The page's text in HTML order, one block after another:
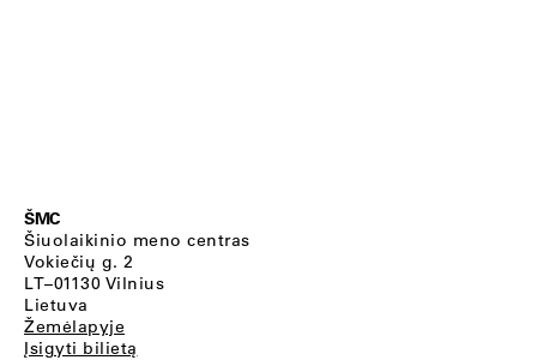
ŠMC
Šiuolaikinio meno centras
Vokiečių g. 2
LT–01130 Vilnius
Lietuva
Žemėlapyje
Įsigyti bilietą